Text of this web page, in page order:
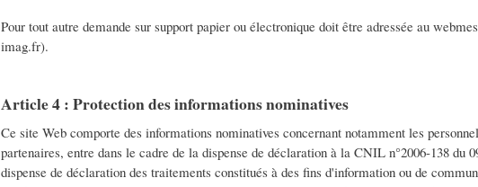
Pour tout autre demande sur support papier ou électronique doit être adressée au
imag.fr).
Article 4 : Protection des informations nominatives
Ce site Web comporte des informations nominatives concernant notamment les
partenaires, entre dans le cadre de la dispense de déclaration à la CNIL n°2006-138 du
dispense de déclaration des traitements constitués à des fins d'information ou de